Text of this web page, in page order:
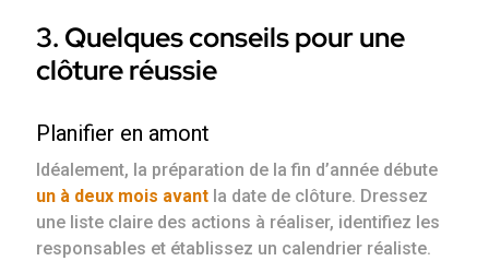
3. Quelques conseils pour une
clôture réussie
Planifier en amont
Idéalement, la préparation de la fin d’année débute
un à deux mois avant la date de clôture. Dressez
une liste claire des actions à réaliser, identifiez les
responsables et établissez un calendrier réaliste.